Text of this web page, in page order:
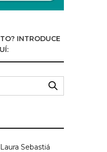
INTRODUCE
Sebastiá